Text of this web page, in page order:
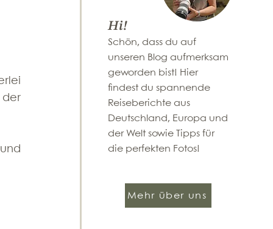
Hi!
​Schön, dass du auf
unseren Blog aufmerksam
geworden bist! Hier
findest du spannende
Reiseberichte aus
Deutschland, Europa und
der Welt sowie Tipps für
die perfekten Fotos!
Mehr über uns